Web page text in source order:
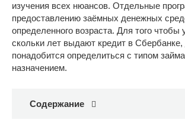
изучения всех нюансов. Отдельные
предоставлению заёмных денежных
определенного возраста. Для того чтобы
скольки лет выдают кредит в
понадобится определиться с типом
назначением.
Содержание